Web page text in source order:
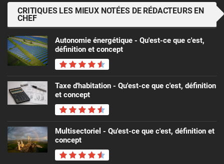
CRITIQUES LES MIEUX NOTÉES DE RÉDACTEURS EN
CHEF
Autonomie énergétique - Qu'est-ce que c'est,
définition et concept
Taxe d'habitation - Qu'est-ce que c'est, définition
et concept
Multisectoriel - Qu'est-ce que c'est, définition et
concept